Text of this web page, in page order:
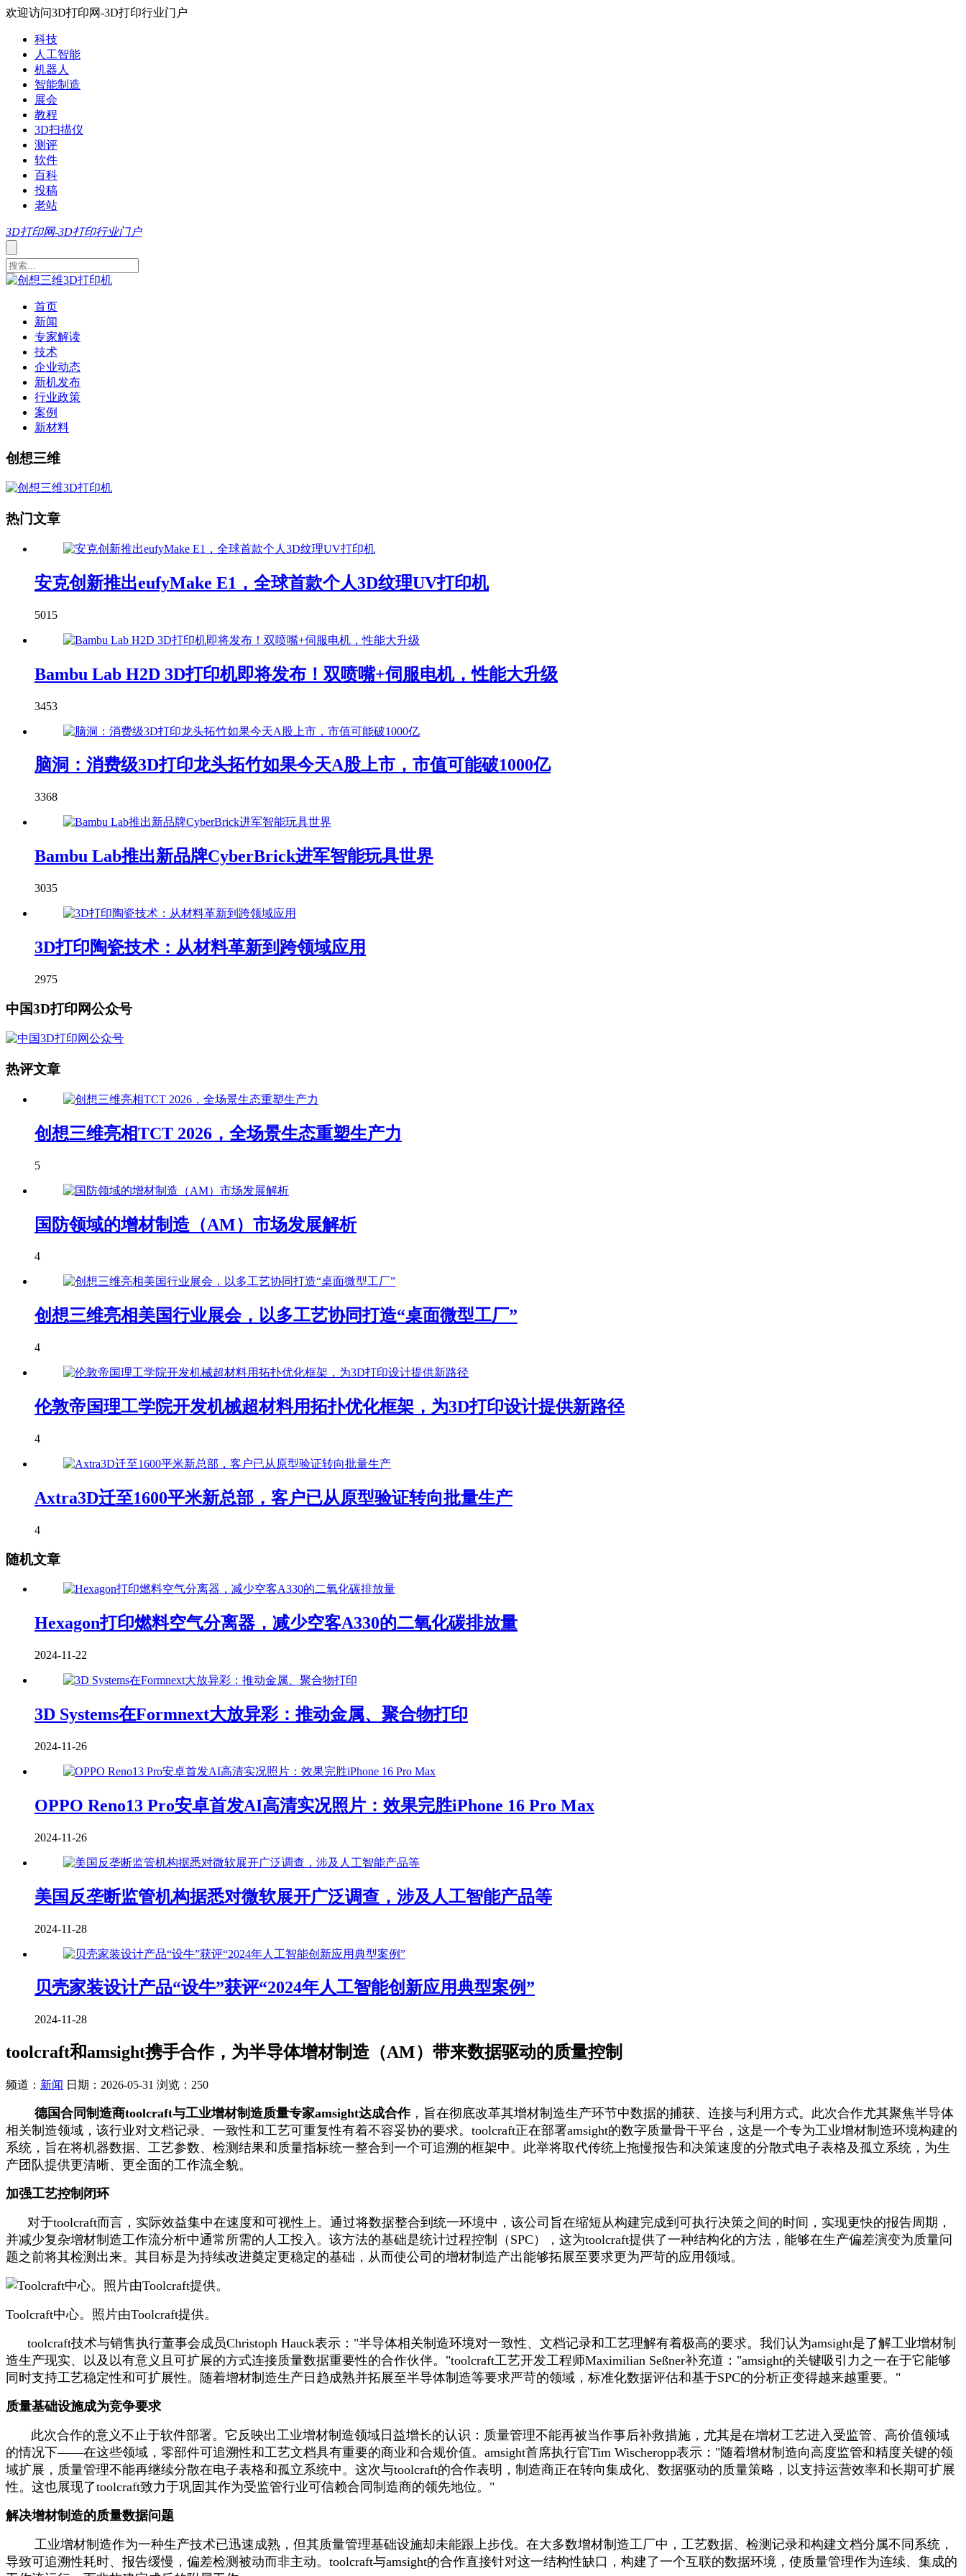
欢迎访问3D打印网-3D打印行业门户
科技
人工智能
机器人
智能制造
展会
教程
3D扫描仪
测评
软件
百科
投稿
老站
3D打印网-3D打印行业门户
首页
新闻
专家解读
技术
企业动态
新机发布
行业政策
案例
新材料
创想三维
热门文章
安克创新推出eufyMake E1，全球首款个人3D纹理UV打印机
5015
Bambu Lab H2D 3D打印机即将发布！双喷嘴+伺服电机，性能大升级
3453
脑洞：消费级3D打印龙头拓竹如果今天A股上市，市值可能破1000亿
3368
Bambu Lab推出新品牌CyberBrick进军智能玩具世界
3035
3D打印陶瓷技术：从材料革新到跨领域应用
2975
中国3D打印网公众号
热评文章
创想三维亮相TCT 2026，全场景生态重塑生产力
5
国防领域的增材制造（AM）市场发展解析
4
创想三维亮相美国行业展会，以多工艺协同打造“桌面微型工厂”
4
伦敦帝国理工学院开发机械超材料用拓扑优化框架，为3D打印设计提供新路径
4
Axtra3D迁至1600平米新总部，客户已从原型验证转向批量生产
4
随机文章
Hexagon打印燃料空气分离器，减少空客A330的二氧化碳排放量
2024-11-22
3D Systems在Formnext大放异彩：推动金属、聚合物打印
2024-11-26
OPPO Reno13 Pro安卓首发AI高清实况照片：效果完胜iPhone 16 Pro Max
2024-11-26
美国反垄断监管机构据悉对微软展开广泛调查，涉及人工智能产品等
2024-11-28
贝壳家装设计产品“设牛”获评“2024年人工智能创新应用典型案例”
2024-11-28
toolcraft和amsight携手合作，为半导体增材制造（AM）带来数据驱动的质量控制
频道： 新闻 日期： 2026-05-31 浏览：250
德国合同制造商toolcraft与工业增材制造质量专家amsight达成合作，旨在彻底改革其增材制造生产环节中数据的捕获、连接与利用方式。此次合作尤其聚焦半导体
相关制造领域，该行业对文档记录、一致性和工艺可重复性有着不容妥协的要求。toolcraft正在部署amsight的数字质量骨干平台，这是一个专为工业增材制造环境构建的
系统，旨在将机器数据、工艺参数、检测结果和质量指标统一整合到一个可追溯的框架中。此举将取代传统上拖慢报告和决策速度的分散式电子表格及孤立系统，为生
产团队提供更清晰、更全面的工作流全貌。
加强工艺控制闭环
对于toolcraft而言，实际效益集中在速度和可视性上。通过将数据整合到统一环境中，该公司旨在缩短从构建完成到可执行决策之间的时间，实现更快的报告周期，
并减少复杂增材制造工作流分析中通常所需的人工投入。该方法的基础是统计过程控制（SPC），这为toolcraft提供了一种结构化的方法，能够在生产偏差演变为质量问
题之前将其检测出来。其目标是为持续改进奠定更稳定的基础，从而使公司的增材制造产出能够拓展至要求更为严苛的应用领域。
Toolcraft中心。照片由Toolcraft提供。
toolcraft技术与销售执行董事会成员Christoph Hauck表示："半导体相关制造环境对一致性、文档记录和工艺理解有着极高的要求。我们认为amsight是了解工业增材制
造生产现实、以及以有意义且可扩展的方式连接质量数据重要性的合作伙伴。"toolcraft工艺开发工程师Maximilian Seßner补充道："amsight的关键吸引力之一在于它能够
同时支持工艺稳定性和可扩展性。随着增材制造生产日趋成熟并拓展至半导体制造等要求严苛的领域，标准化数据评估和基于SPC的分析正变得越来越重要。"
质量基础设施成为竞争要求
此次合作的意义不止于软件部署。它反映出工业增材制造领域日益增长的认识：质量管理不能再被当作事后补救措施，尤其是在增材工艺进入受监管、高价值领域
的情况下——在这些领域，零部件可追溯性和工艺文档具有重要的商业和合规价值。amsight首席执行官Tim Wischeropp表示："随着增材制造向高度监管和精度关键的领
域扩展，质量管理不能再继续分散在电子表格和孤立系统中。这次与toolcraft的合作表明，制造商正在转向集成化、数据驱动的质量策略，以支持运营效率和长期可扩展
性。这也展现了toolcraft致力于巩固其作为受监管行业可信赖合同制造商的领先地位。"
解决增材制造的质量数据问题
工业增材制造作为一种生产技术已迅速成熟，但其质量管理基础设施却未能跟上步伐。在大多数增材制造工厂中，工艺数据、检测记录和构建文档分属不同系统，
导致可追溯性耗时、报告缓慢，偏差检测被动而非主动。toolcraft与amsight的合作直接针对这一结构性缺口，构建了一个互联的数据环境，使质量管理作为连续、集成的